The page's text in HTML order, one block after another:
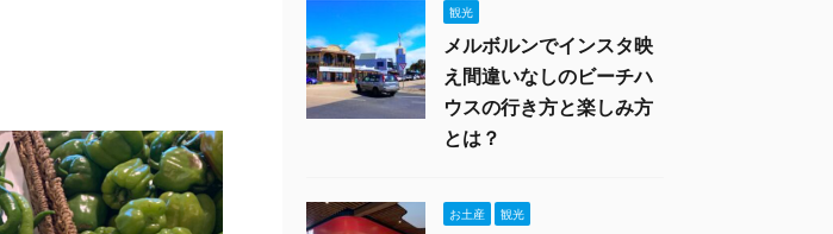
観光
メルボルンでインスタ映
え間違いなしのビーチハ
ウスの行き方と楽しみ方
とは？
お土産 観光